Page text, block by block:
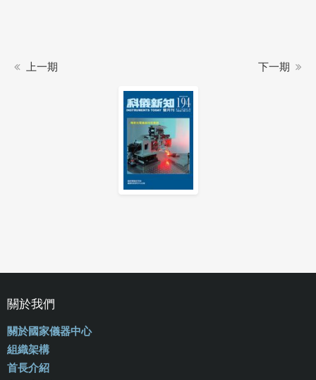
上一期 下一期
關於我們
關於國家儀器中心
組織架構
首長介紹